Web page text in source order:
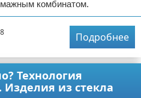
комбинатом.
Подробнее
Технология
Изделия из стекла